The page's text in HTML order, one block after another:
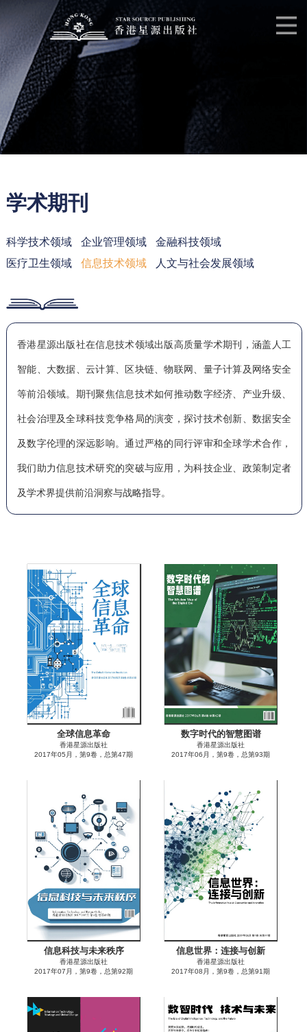
学术期刊
科学技术领域 企业管理领域
金融科技领域
医疗卫生领域
信息技术领域 人文与社会发展领域
香港星源出版社在信息技术领域出版高质量学术期刊，涵盖人工
智能、大数据、云计算、区块链、物联网、量子计算及网络安全
等前沿领域。期刊聚焦信息技术如何推动数字经济、产业升级、
社会治理及全球科技竞争格局的演变，探讨技术创新、数据安全
及数字伦理的深远影响。通过严格的同行评审和全球学术合作，
我们助力信息技术研究的突破与应用，为科技企业、政策制定者
及学术界提供前沿洞察与战略指导。
全球信息革命
香港星源出版社
2017年05月，第9卷，总第47期
数字时代的智慧图谱
香港星源出版社
2017年06月，第9卷，总第93期
信息科技与未来秩序
香港星源出版社
2017年07月，第9卷，总第92期
信息世界：连接与创新
香港星源出版社
2017年08月，第9卷，总第91期